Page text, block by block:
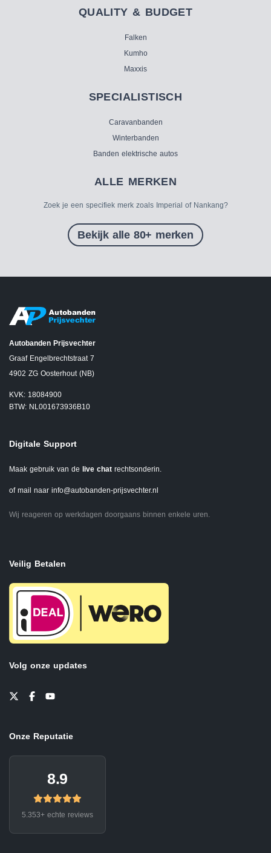
QUALITY & BUDGET
Falken
Kumho
Maxxis
SPECIALISTISCH
Caravanbanden
Winterbanden
Banden elektrische autos
ALLE MERKEN
Zoek je een specifiek merk zoals Imperial of Nankang?
Bekijk alle 80+ merken
Autobanden Prijsvechter
Graaf Engelbrechtstraat 7
4902 ZG Oosterhout (NB)
KVK: 18084900
BTW: NL001673936B10
Digitale Support
Maak gebruik van de live chat rechtsonderin.
of mail naar info@autobanden-prijsvechter.nl
Wij reageren op werkdagen doorgaans binnen enkele uren.
Veilig Betalen
Volg onze updates
Onze Reputatie
8.9
5.353+ echte reviews